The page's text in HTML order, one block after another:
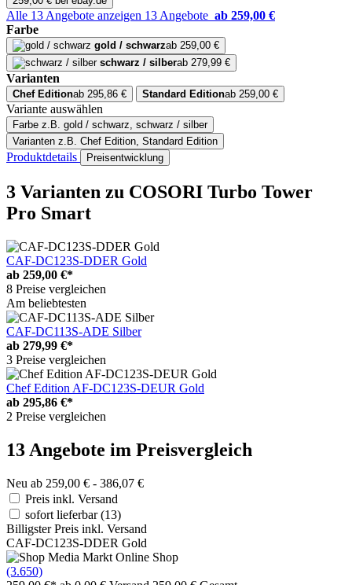
Alle 13 Angebote anzeigen 13 Angebote ab 259,00 €
Farbe
gold / schwarzab 259,00 €
schwarz / silberab 279,99 €
Varianten
Chef Editionab 295,86 € Standard Editionab 259,00 €
Variante auswählen
Farbe z.B. gold / schwarz, schwarz / silber
Varianten z.B. Chef Edition, Standard Edition
Produktdetails Preisentwicklung
3 Varianten zu COSORI Turbo Tower
Pro Smart
CAF-DC123S-DDER Gold
ab 259,00 €*
8 Preise vergleichen
Am beliebtesten
CAF-DC113S-ADE Silber
ab 279,99 €*
3 Preise vergleichen
Chef Edition AF-DC123S-DEUR Gold
ab 295,86 €*
2 Preise vergleichen
13 Angebote im Preisvergleich
Neu ab 259,00 € - 386,07 €
Preis inkl. Versand
sofort lieferbar(13)
Billigster Preis inkl. Versand
CAF-DC123S-DDER Gold
(3.650)